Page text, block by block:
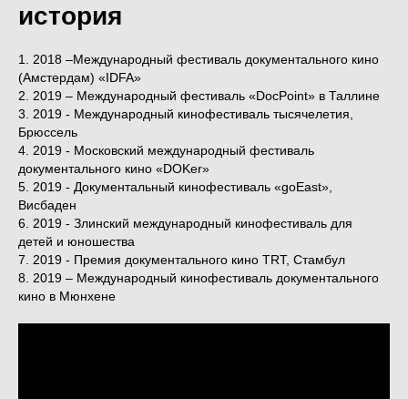
история
1. 2018 –Международный фестиваль документального кино
(Амстердам) «IDFA»
2. 2019 – Международный фестиваль «DocPoint» в Таллине
3. 2019 - Международный кинофестиваль тысячелетия,
Брюссель
4. 2019 - Московский международный фестиваль
документального кино «DOKer»
5. 2019 - Документальный кинофестиваль «goEast»,
Висбаден
6. 2019 - Злинский международный кинофестиваль для
детей и юношества
7. 2019 - Премия документального кино TRT, Стамбул
8. 2019 – Международный кинофестиваль документального
кино в Мюнхене